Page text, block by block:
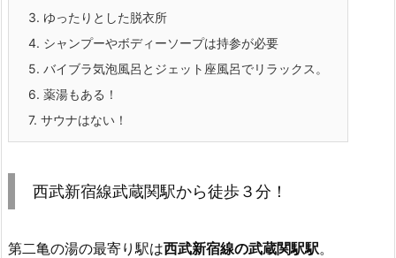
3. ゆったりとした脱衣所
4. シャンプーやボディーソープは持参が必要
5. バイブラ気泡風呂とジェット座風呂でリラックス。
6. 薬湯もある！
7. サウナはない！
西武新宿線武蔵関駅から徒歩３分！
第二亀の湯の最寄り駅は西武新宿線の武蔵関駅駅。